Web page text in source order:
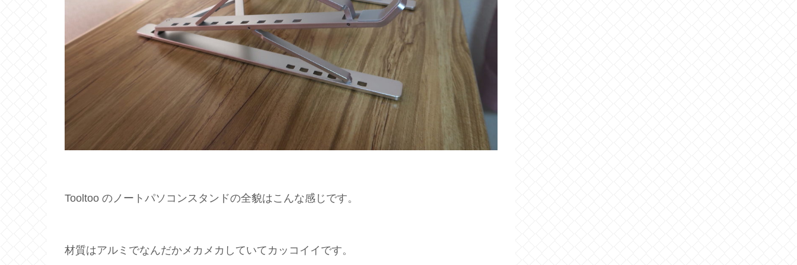
Tooltoo のノートパソコンスタンドの全貌はこんな感じです。
材質はアルミでなんだかメカメカしていてカッコイイです。